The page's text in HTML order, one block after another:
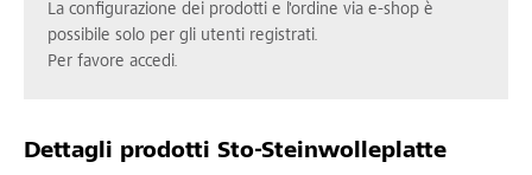
La configurazione dei prodotti e l'ordine via e-shop è
possibile solo per gli utenti registrati.
Per favore accedi.
Dettagli prodotti Sto-Steinwolleplatte